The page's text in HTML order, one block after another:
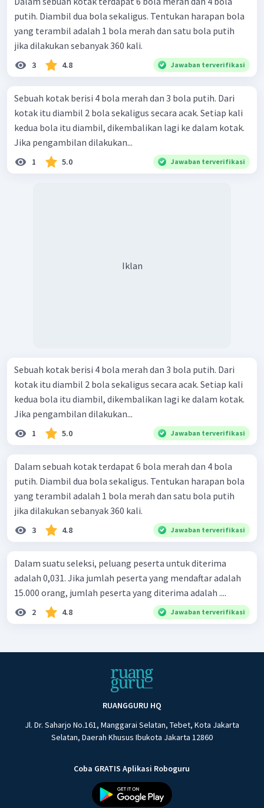
putih. Diambil dua bola sekaligus. Tentukan harapan bola
yang terambil adalah 1 bola merah dan satu bola putih
jika dilakukan sebanyak 360 kali.
3 4.8 Jawaban terverifikasi
Sebuah kotak berisi 4 bola merah dan 3 bola putih. Dari
kotak itu diambil 2 bola sekaligus secara acak. Setiap kali
kedua bola itu diambil, dikembalikan lagi ke dalam kotak.
Jika pengambilan dilakukan...
1 5.0 Jawaban terverifikasi
Iklan
Sebuah kotak berisi 4 bola merah dan 3 bola putih. Dari
kotak itu diambil 2 bola sekaligus secara acak. Setiap kali
kedua bola itu diambil, dikembalikan lagi ke dalam kotak.
Jika pengambilan dilakukan...
1 5.0 Jawaban terverifikasi
Dalam sebuah kotak terdapat 6 bola merah dan 4 bola
putih. Diambil dua bola sekaligus. Tentukan harapan bola
yang terambil adalah 1 bola merah dan satu bola putih
jika dilakukan sebanyak 360 kali.
3 4.8 Jawaban terverifikasi
Dalam suatu seleksi, peluang peserta untuk diterima
adalah 0,031. Jika jumlah peserta yang mendaftar adalah
15.000 orang, jumlah peserta yang diterima adalah ....
2 4.8 Jawaban terverifikasi
RUANGGURU HQ
Jl. Dr. Saharjo No.161, Manggarai Selatan, Tebet, Kota Jakarta
Selatan, Daerah Khusus Ibukota Jakarta 12860
Coba GRATIS Aplikasi Roboguru